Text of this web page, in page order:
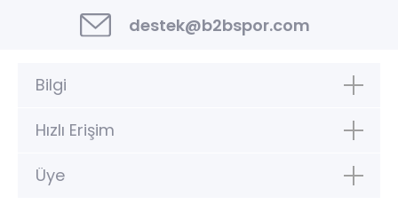
destek@b2bspor.com
Bilgi
Hızlı Erişim
Üye